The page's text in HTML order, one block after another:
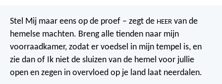
Stel Mij maar eens op de proef – zegt de HEER van de
hemelse machten. Breng alle tienden naar mijn
voorraadkamer, zodat er voedsel in mijn tempel is, en
zie dan of Ik niet de sluizen van de hemel voor jullie
open en zegen in overvloed op je land laat neerdalen.